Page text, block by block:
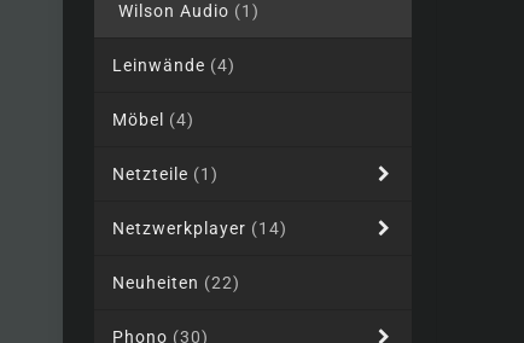
Wilson Audio (1)
Leinwände (4)
Möbel (4)
Netzteile (1)
Netzwerkplayer (14)
Neuheiten (22)
Phono (30)